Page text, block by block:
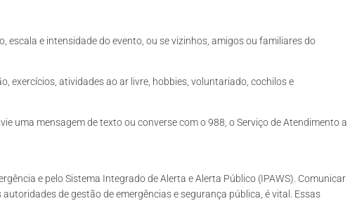
e intensidade do evento, ou se vizinhos, amigos ou familiares do
exercícios, atividades ao ar livre, hobbies, voluntariado, cochilos e
uma mensagem de texto ou converse com o 988, o Serviço de Atendimento a
e pelo Sistema Integrado de Alerta e Alerta Público (IPAWS). Comunicar
de gestão de emergências e segurança pública, é vital. Essas